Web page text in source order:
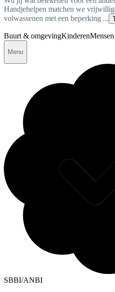
Handjehelpen matchen we
volwassenen met een beperking ...
Buurt & omgevingKinderen
Menu
SBBI/ANBI